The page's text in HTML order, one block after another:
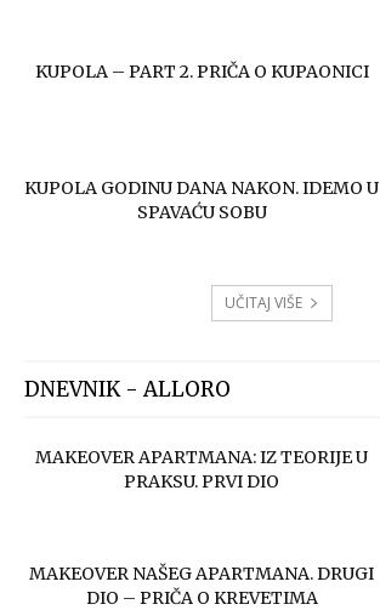
KUPOLA – PART 2. PRIČA O KUPAONICI
KUPOLA GODINU DANA NAKON. IDEMO U
SPAVAĆU SOBU
UČITAJ VIŠE
DNEVNIK - ALLORO
MAKEOVER APARTMANA: IZ TEORIJE U
PRAKSU. PRVI DIO
MAKEOVER NAŠEG APARTMANA. DRUGI
DIO – PRIČA O KREVETIMA